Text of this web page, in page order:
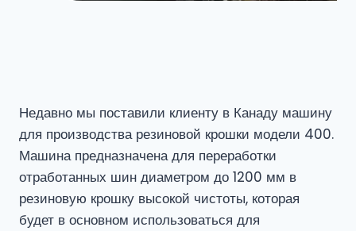
Недавно мы поставили клиенту в Канаду машину
для производства резиновой крошки модели 400.
Машина предназначена для переработки
отработанных шин диаметром до 1200 мм в
резиновую крошку высокой чистоты, которая
будет в основном использоваться для